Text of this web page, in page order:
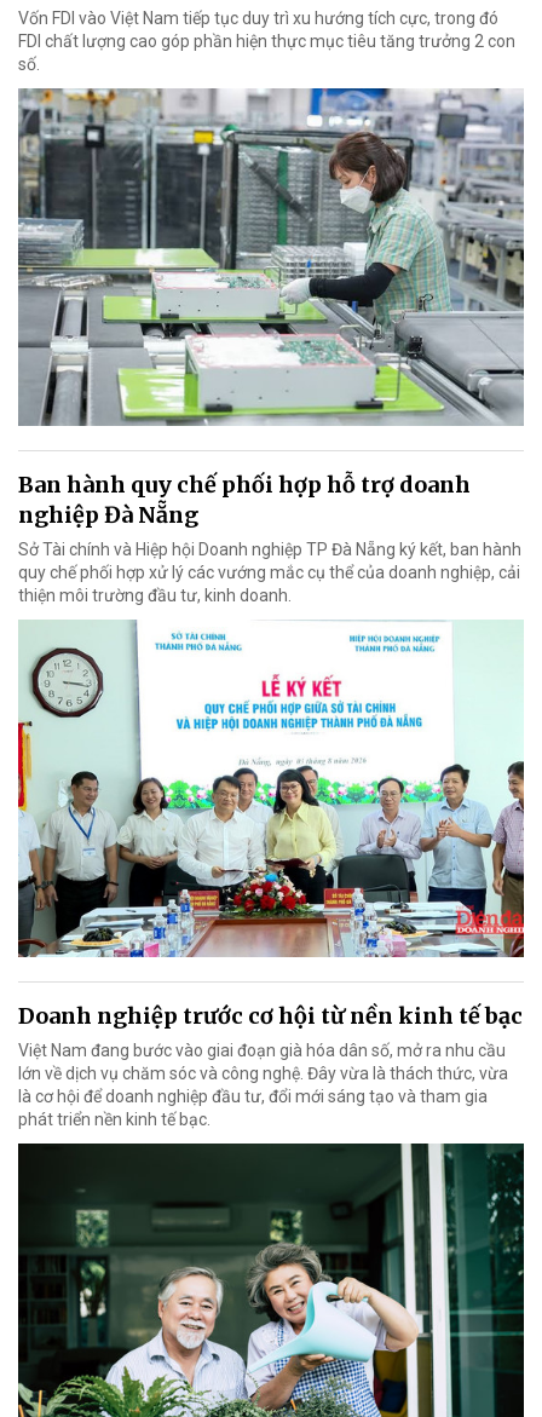
Vốn FDI vào Việt Nam tiếp tục duy trì xu hướng tích cực, trong đó
FDI chất lượng cao góp phần hiện thực mục tiêu tăng trưởng 2 con
số.
Ban hành quy chế phối hợp hỗ trợ doanh
nghiệp Đà Nẵng
Sở Tài chính và Hiệp hội Doanh nghiệp TP Đà Nẵng ký kết, ban hành
quy chế phối hợp xử lý các vướng mắc cụ thể của doanh nghiệp, cải
thiện môi trường đầu tư, kinh doanh.
Doanh nghiệp trước cơ hội từ nền kinh tế bạc
Việt Nam đang bước vào giai đoạn già hóa dân số, mở ra nhu cầu
lớn về dịch vụ chăm sóc và công nghệ. Đây vừa là thách thức, vừa
là cơ hội để doanh nghiệp đầu tư, đổi mới sáng tạo và tham gia
phát triển nền kinh tế bạc.